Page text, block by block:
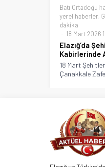
Batı Ortadoğu
yerel haberler,
dakika
18 Mart 2026
Elazığ’da
Kabirlerinde
18 Mart
Çanakkale